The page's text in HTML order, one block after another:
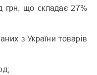
грн, що складає 27%
з України товарів